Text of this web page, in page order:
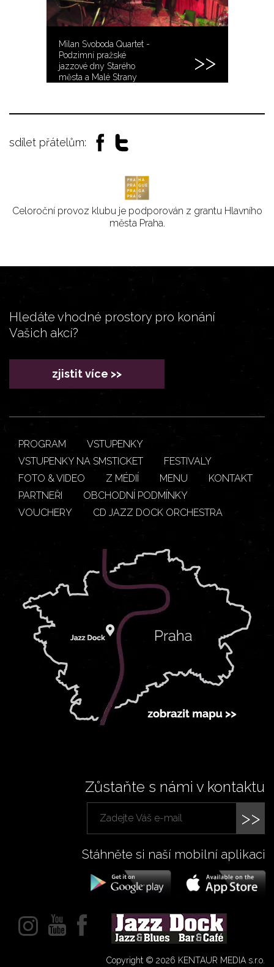
Milan Svoboda Quartet -
Podzimní pražské
jazzové dny Starého
města a Malé Strany
sdílet přátelům:
Celoroční provoz klubu je podporován z grantu Hlavního
města Praha.
Hledáte vhodné prostory pro konání
Vašich akcí?
zjistit více >>
PROGRAM
VSTUPENKY
VSTUPENKY NA SMSTICKET
FESTIVALY
FOTO & VIDEO
Z MÉDIÍ MENU
KONTAKT
PARTNEŘI
OBCHODNÍ PODMÍNKY
VOUCHERY
CD JAZZ DOCK ORCHESTRA
Zůstaňte s námi v kontaktu
>>
Stáhněte si naší mobilní aplikaci
Copyright © 2026 KENTAUR MEDIA s.r.o.